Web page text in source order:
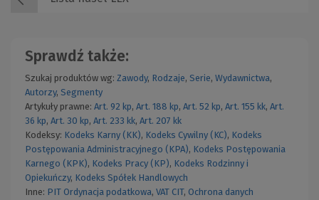
Sprawdź także:
Szukaj produktów wg: Zawody, Rodzaje, Serie, Wydawnictwa,
Autorzy, Segmenty
Artykuły prawne: Art. 92 kp, Art. 188 kp, Art. 52 kp, Art. 155 kk, Art.
36 kp, Art. 30 kp, Art. 233 kk, Art. 207 kk
Kodeksy: Kodeks Karny (KK), Kodeks Cywilny (KC), Kodeks
Postępowania Administracyjnego (KPA), Kodeks Postępowania
Karnego (KPK), Kodeks Pracy (KP), Kodeks Rodzinny i
Opiekuńczy, Kodeks Spółek Handlowych
Inne: PIT Ordynacja podatkowa, VAT CIT, Ochrona danych